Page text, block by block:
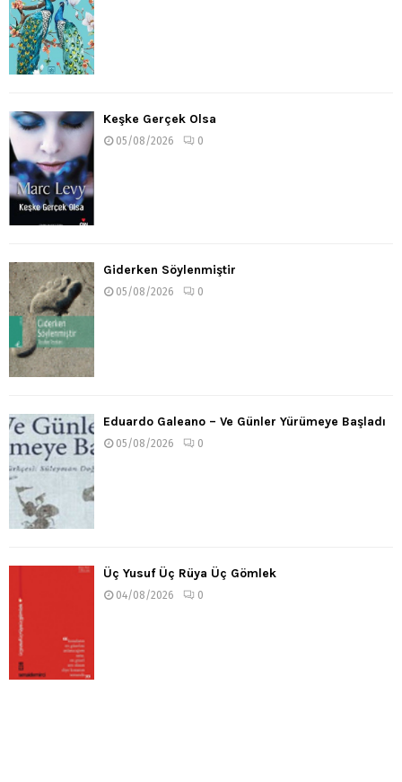
Keşke Gerçek Olsa
05/08/2026 0
Giderken Söylenmiştir
05/08/2026 0
Eduardo Galeano – Ve Günler Yürümeye Başladı
05/08/2026 0
Üç Yusuf Üç Rüya Üç Gömlek
04/08/2026 0